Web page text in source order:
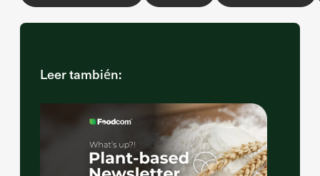
Leer también: